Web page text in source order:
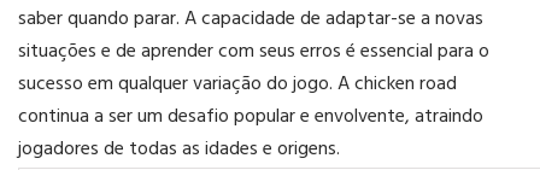
saber quando parar. A capacidade de adaptar-se a novas
situações e de aprender com seus erros é essencial para o
sucesso em qualquer variação do jogo. A chicken road
continua a ser um desafio popular e envolvente, atraindo
jogadores de todas as idades e origens.